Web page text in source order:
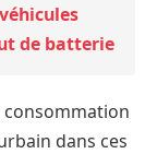
de batterie
consommation
dans ces